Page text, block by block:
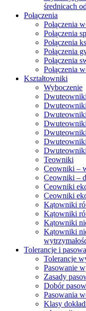
średnicach
Połączenia
Połączenia
Połączenia
Połączenia
Połączenia
Połączenia
Połączenia
Kształtowniki
Wyboczenie
Teowniki
Ceowniki –
Ceowniki –
Ceowniki
Ceowniki
Kątowniki
Kątowniki
Kątowniki
Kątowniki
Tolerancje i
Tolerancje
Pasowanie
Zasady
Dobór
Pasowania
Klasy